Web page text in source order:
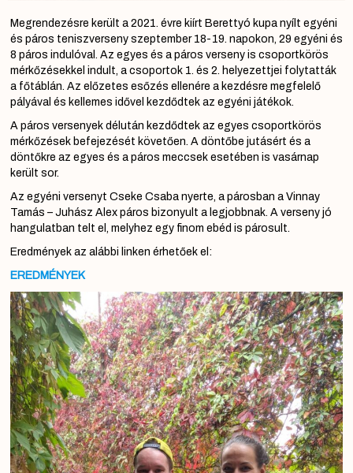
Megrendezésre került a 2021. évre kiírt Berettyó kupa nyílt egyéni
és páros teniszverseny szeptember 18-19. napokon, 29 egyéni és
8 páros indulóval. Az egyes és a páros verseny is csoportkörös
mérkőzésekkel indult, a csoportok 1. és 2. helyezettjei folytatták
a főtáblán. Az előzetes esőzés ellenére a kezdésre megfelelő
pályával és kellemes idővel kezdődtek az egyéni játékok.
A páros versenyek délután kezdődtek az egyes csoportkörös
mérkőzések befejezését követően. A döntőbe jutásért és a
döntőkre az egyes és a páros meccsek esetében is vasárnap
került sor.
Az egyéni versenyt Cseke Csaba nyerte, a párosban a Vinnay
Tamás – Juhász Alex páros bizonyult a legjobbnak. A verseny jó
hangulatban telt el, melyhez egy finom ebéd is párosult.
Eredmények az alábbi linken érhetőek el:
EREDMÉNYEK